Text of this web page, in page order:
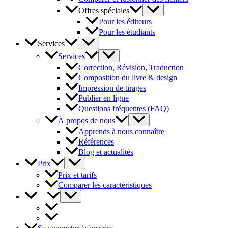
Offres spéciales
Pour les éditeurs
Pour les étudiants
Services
Services
Correction, Révision, Traduction
Composition du livre & design
Impression de tirages
Publier en ligne
Questions fréquentes (FAQ)
À propos de nous
Apprends à nous connaître
Références
Blog et actualités
Prix
Prix et tarifs
Comparer les caractéristiques